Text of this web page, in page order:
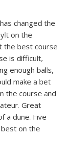
changed the
on the
the best course
is difficult,
enough balls,
make a bet
the course and
Great
a dune. Five
on the